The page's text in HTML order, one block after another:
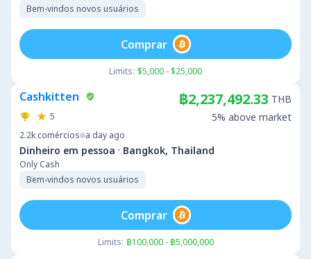
Bem-vindos novos usuários
Limits: $5,000 - $25,000
Comprar
Cashkitten
5
2.2k comércios a day ago
Dinheiro em pessoa · Bangkok, Thailand
Only Cash
Bem-vindos novos usuários
฿2,237,492.33 THB
5% above market
Limits: ฿100,000 - ฿5,000,000
Comprar